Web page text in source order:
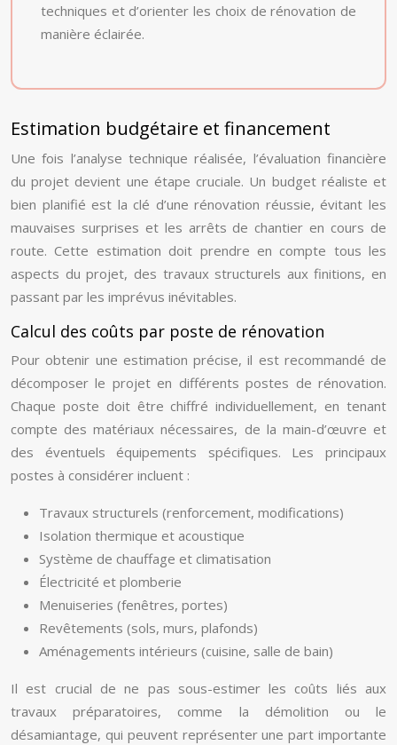
techniques et d’orienter les choix de rénovation de
manière éclairée.
Estimation budgétaire et financement
Une fois l’analyse technique réalisée, l’évaluation financière
du projet devient une étape cruciale. Un budget réaliste et
bien planifié est la clé d’une rénovation réussie, évitant les
mauvaises surprises et les arrêts de chantier en cours de
route. Cette estimation doit prendre en compte tous les
aspects du projet, des travaux structurels aux finitions, en
passant par les imprévus inévitables.
Calcul des coûts par poste de rénovation
Pour obtenir une estimation précise, il est recommandé de
décomposer le projet en différents postes de rénovation.
Chaque poste doit être chiffré individuellement, en tenant
compte des matériaux nécessaires, de la main-d’œuvre et
des éventuels équipements spécifiques. Les principaux
postes à considérer incluent :
Travaux structurels (renforcement, modifications)
Isolation thermique et acoustique
Système de chauffage et climatisation
Électricité et plomberie
Menuiseries (fenêtres, portes)
Revêtements (sols, murs, plafonds)
Aménagements intérieurs (cuisine, salle de bain)
Il est crucial de ne pas sous-estimer les coûts liés aux
travaux préparatoires, comme la démolition ou le
désamiantage, qui peuvent représenter une part importante